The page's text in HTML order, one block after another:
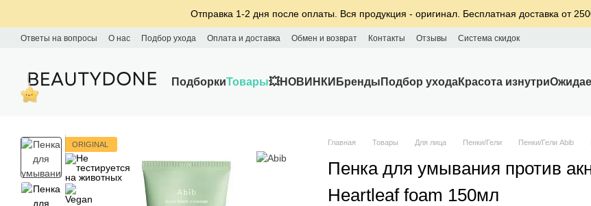
Отправка 1-2 дня после оплаты. Вся продукция - оригинал. Бесплатная доставка от
Ответы на вопросы О нас Подбор ухода Оплата и доставка Обмен и возврат Контакты Отзывы Система скидок
ПодборкиТовары💥НОВИНКИ Бренды Подбор уходаКрасота изнутри
ORIGINAL Главная Товары Для лица Пенки/Гели Пенки/Гели Abib
Пенка для умывания против
Heartleaf foam 150мл